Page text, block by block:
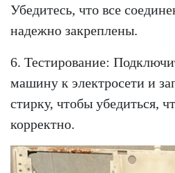
Убедитесь, что все
надежно закреплены.
6. Тестирование:
машину к электросети и
стирку, чтобы убедиться,
корректно.